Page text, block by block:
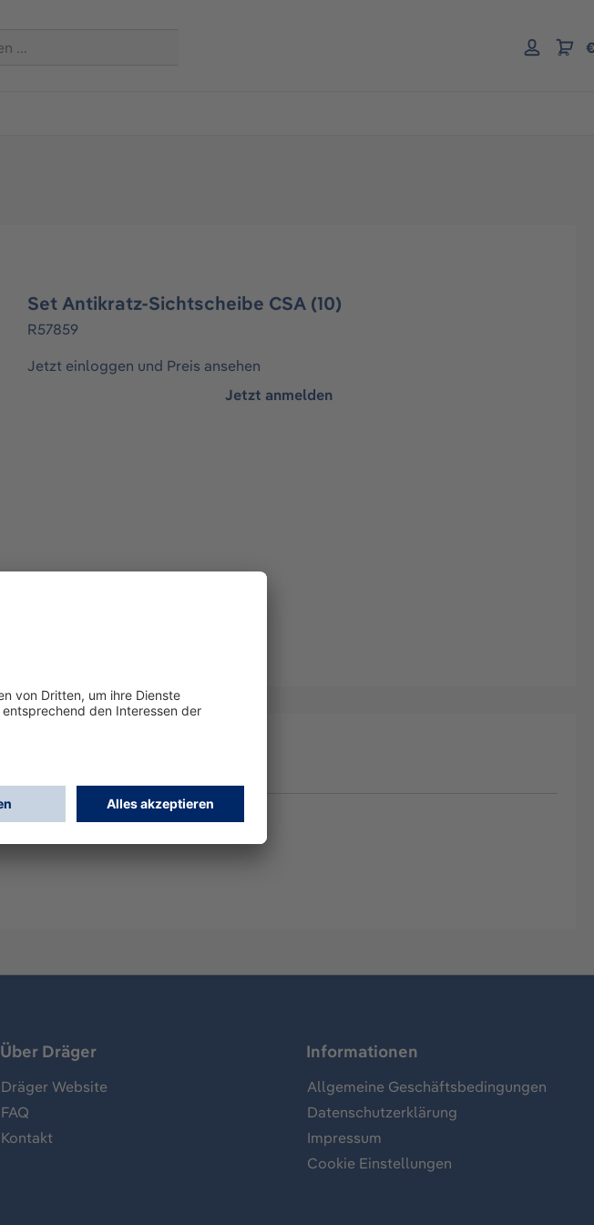
Set Antikratz-Sichtscheibe CSA (10)
R57859
Jetzt einloggen und Preis ansehen
Jetzt anmelden
Über Dräger
Dräger Website
FAQ
Kontakt
Informationen
Allgemeine Geschäftsbedingungen
Datenschutzerklärung
Impressum
Cookie Einstellungen